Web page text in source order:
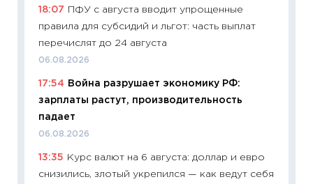
18:07
ПФУ с августа вводит упрощенные
правила для субсидий и льгот: часть выплат
перечислят до 24 августа
06.08.2026
17:54
Война разрушает экономику РФ:
зарплаты растут, производительность
падает
06.08.2026
13:35
Курс валют на 6 августа: доллар и евро
снизились, злотый укрепился — как ведут себя